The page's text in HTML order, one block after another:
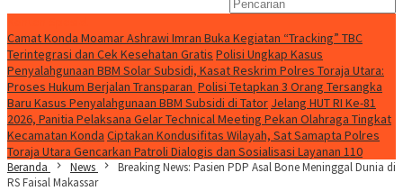
Camat Konda Moamar Ashrawi Imran Buka Kegiatan “Tracking” TBC
Terintegrasi dan Cek Kesehatan Gratis Polisi Ungkap Kasus
Penyalahgunaan BBM Solar Subsidi, Kasat Reskrim Polres Toraja Utara:
Proses Hukum Berjalan Transparan Polisi Tetapkan 3 Orang Tersangka
Baru Kasus Penyalahgunaan BBM Subsidi di Tator Jelang HUT RI Ke-81
2026, Panitia Pelaksana Gelar Technical Meeting Pekan Olahraga Tingkat
Kecamatan Konda Ciptakan Kondusifitas Wilayah, Sat Samapta Polres
Toraja Utara Gencarkan Patroli Dialogis dan Sosialisasi Layanan 110
Beranda News
Breaking News: Pasien PDP Asal Bone Meninggal Dunia di
RS Faisal Makassar